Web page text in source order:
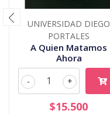
UNIVERSIDAD DIEGO
PORTALES
A Quien Matamos
Ahora
+
-
$15.500